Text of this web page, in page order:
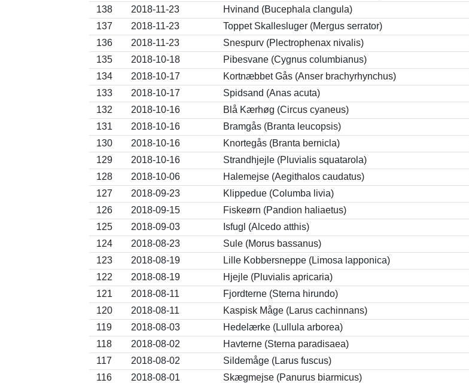
138
2018-11-23 Hvinand (Bucephala clangula)
137
2018-11-23 Toppet Skallesluger (Mergus serrator)
136
2018-11-23 Snespurv (Plectrophenax nivalis)
135
2018-10-18 Pibesvane (Cygnus columbianus)
134
2018-10-17 Kortnæbbet Gås (Anser brachyrhynchus)
133
2018-10-17 Spidsand (Anas acuta)
132
2018-10-16 Blå Kærhøg (Circus cyaneus)
131
2018-10-16 Bramgås (Branta leucopsis)
130
2018-10-16 Knortegås (Branta bernicla)
129
2018-10-16 Strandhjejle (Pluvialis squatarola)
128
2018-10-06 Halemejse (Aegithalos caudatus)
127
2018-09-23 Klippedue (Columba livia)
126
2018-09-15 Fiskeørn (Pandion haliaetus)
125
2018-09-03 Isfugl (Alcedo atthis)
124
2018-08-23 Sule (Morus bassanus)
123
2018-08-19 Lille Kobbersneppe (Limosa lapponica)
122
2018-08-19 Hjejle (Pluvialis apricaria)
121
2018-08-11 Fjordterne (Sterna hirundo)
120
2018-08-11 Kaspisk Måge (Larus cachinnans)
119
2018-08-03 Hedelærke (Lullula arborea)
118
2018-08-02 Havterne (Sterna paradisaea)
117
2018-08-02 Sildemåge (Larus fuscus)
116
2018-08-01 Skægmejse (Panurus biarmicus)